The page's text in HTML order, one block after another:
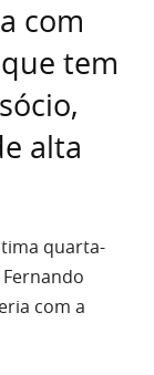
com
tem
alta
quarta-
com a